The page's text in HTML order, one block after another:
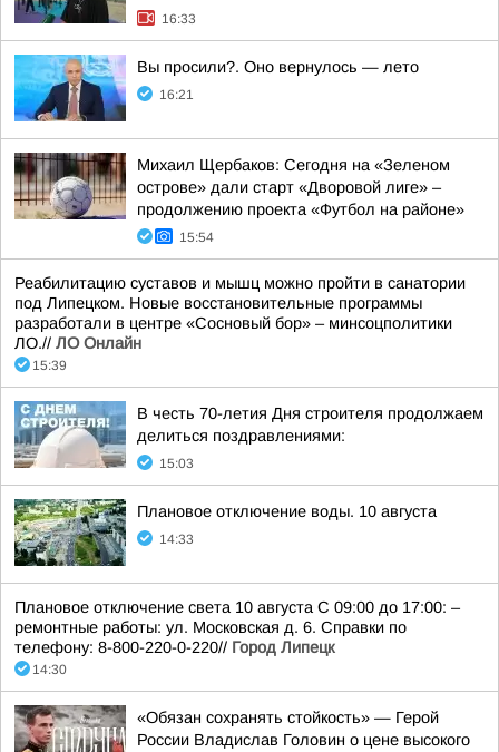
16:33
Вы просили?. Оно вернулось — лето
16:21
Михаил Щербаков: Сегодня на «Зеленом
острове» дали старт «Дворовой лиге» –
продолжению проекта «Футбол на районе»
15:54
Реабилитацию суставов и мышц можно пройти в санатории
под Липецком. Новые восстановительные программы
разработали в центре «Сосновый бор» – минсоцполитики
ЛО.// ЛО Онлайн
15:39
В честь 70-летия Дня строителя продолжаем
делиться поздравлениями:
15:03
Плановое отключение воды. 10 августа
14:33
Плановое отключение света 10 августа С 09:00 до 17:00: –
ремонтные работы: ул. Московская д. 6. Справки по
телефону: 8-800-220-0-220// Город Липецк
14:30
«Обязан сохранять стойкость» — Герой
России Владислав Головин о цене высокого